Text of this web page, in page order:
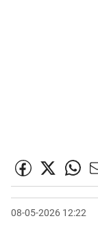
08-05-2026 12:22